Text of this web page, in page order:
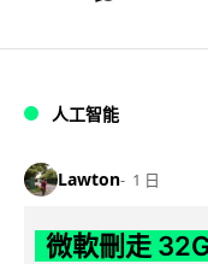
人工智能
Lawton 1 日
微軟刪走